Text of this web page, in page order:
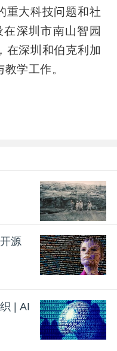
重大科技问题和社
深圳市南山智园
在深圳和伯克利加
学工作。
源
| AI